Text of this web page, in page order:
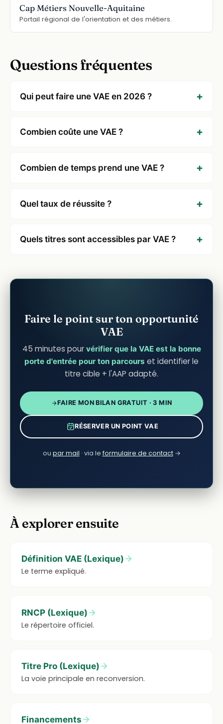
Cap Métiers Nouvelle-Aquitaine
Portail régional de l'orientation et des métiers.
Questions fréquentes
Qui peut faire une VAE en 2026 ?
Combien coûte une VAE ?
Combien de temps prend une VAE ?
Quel taux de réussite ?
Quels titres sont accessibles par VAE ?
Faire le point sur ton opportunité
VAE
45 minutes pour vérifier que la VAE est la bonne
porte d'entrée pour ton parcours et identifier le
titre cible + l'AAP adapté.
FAIRE MON BILAN GRATUIT · 3 MIN
RÉSERVER UN POINT VAE
ou par mail · via le formulaire de contact→
À explorer ensuite
Définition VAE (Lexique)
Le terme expliqué.
RNCP (Lexique)
Le répertoire officiel.
Titre Pro (Lexique)
La voie principale en reconversion.
Financements